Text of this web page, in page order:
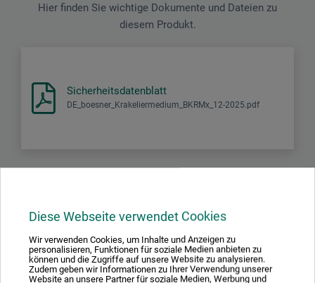
Diese Webseite verwendet Cookies
Wir verwenden Cookies, um Inhalte und Anzeigen zu
personalisieren, Funktionen für soziale Medien anbieten zu
können und die Zugriffe auf unsere Website zu analysieren.
Zudem geben wir Informationen zu Ihrer Verwendung unserer
Website an unsere Partner für soziale Medien, Werbung und
Hier finden Sie wichtige Dokumente und Dateien zu
diesem Produkt.
Sicherheitsdatenblatt
DE_boesner_Krakeliermedium_BKRMx_12-2025.pdf
Produktbewertungen (0)
Schreiben Sie die erste Bewertung zu diesem Produkt